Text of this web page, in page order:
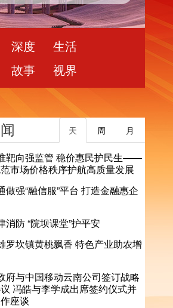
深度
生活
故事 视界
月
周
天
靶向强监管 稳价惠民护民生——
市场价格秩序护航高质量发展
做强“融信服”平台 打造金融惠企
消防 “院坝课堂”护平安
罗坎镇黄桃飘香 特色产业助农增
府与中国移动云南公司签订战略
冯皓与李学成出席签约仪式并
座谈